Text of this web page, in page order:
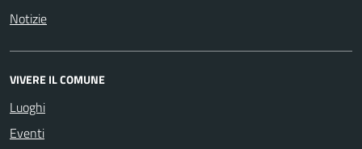
Notizie
VIVERE IL COMUNE
Luoghi
Eventi